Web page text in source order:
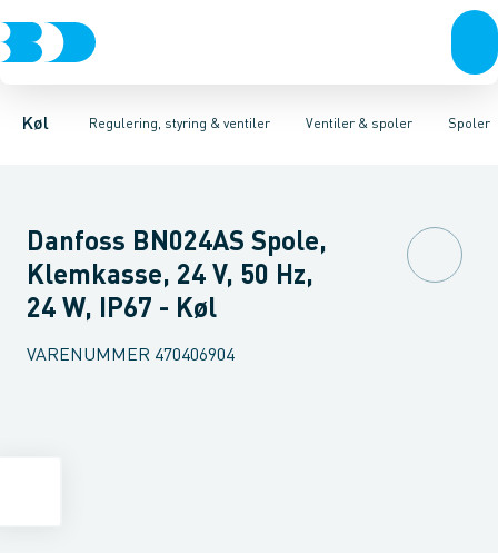
Køl Regulering, styring & ventiler
KompressorerKondenseringsaggregaterFordampere
Ventiler & spoler
Pressostater & termostaterSensorer & transmitterer Spoler
Magnetventiler til vandMagnetventiler til kølemiddel
Danfoss BN024AS Spole,
Klemkasse, 24 V, 50 Hz,
24 W, IP67 - Køl
VARENUMMER 470406904